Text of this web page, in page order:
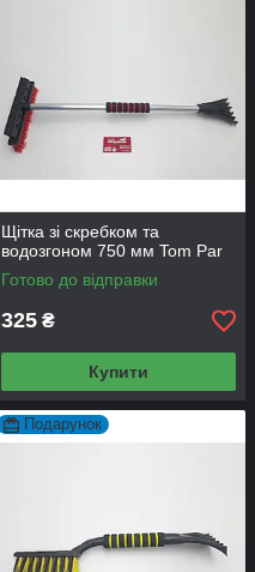
Щітка зі скребком та
водозгоном 750 мм Tom Par
Готово до відправки
325 ₴
Купити
Подарунок